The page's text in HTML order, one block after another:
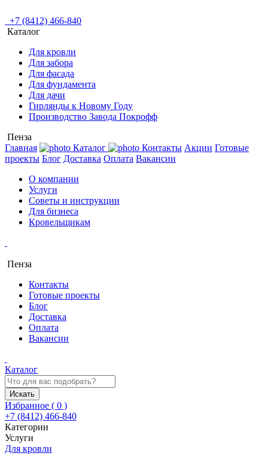
+7 (8412) 466-840
Каталог
Для кровли
Для забора
Для фасада
Для фундамента
Для дачи
Гирлянды к Новому Году
Производство Завода Покрофф
Пенза
Главная
Каталог Контакты Акции Готовые
проекты Блог Доставка Оплата Вакансии
О компании
Услуги
Советы и инструкции
Для бизнеса
Кровельщикам
Пенза
Контакты
Готовые проекты
Блог
Доставка
Оплата
Вакансии
Каталог
Искать
Избранное ( 0 )
+7 (8412) 466-840
Категории
Услуги
Для кровли